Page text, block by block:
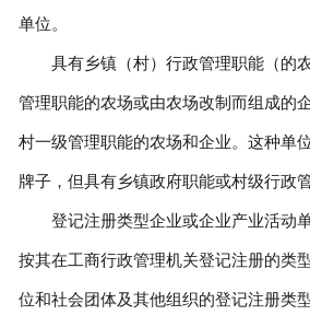
单位。
具有乡镇（村）行政管理职能（的
管理职能的农场或由农场改制而组成的
村一级管理职能的农场和企业。这种单
牌子，但具有乡镇政府职能或村级行政管
登记注册类型企业或企业产业活动单
按其在工商行政管理机关登记注册的类
位和社会团体及其他组织的登记注册类